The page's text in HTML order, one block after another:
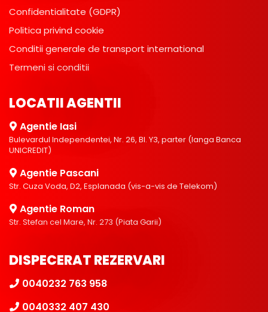
Confidentialitate (GDPR)
Politica privind cookie
Conditii generale de transport international
Termeni si conditii
LOCATII AGENTII
Agentie Iasi
Bulevardul Independentei, Nr. 26, Bl. Y3, parter (langa Banca
UNICREDIT)
Agentie Pascani
Str. Cuza Voda, D2, Esplanada (vis-a-vis de Telekom)
Agentie Roman
Str. Stefan cel Mare, Nr. 273 (Piata Garii)
DISPECERAT REZERVARI
0040232 763 958
0040332 407 430